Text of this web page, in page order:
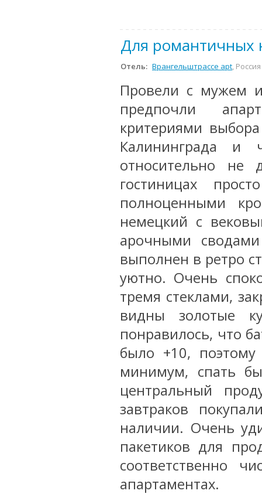
Для романтичных
Отель: Врангельштрассе apt,
Провели с мужем
предпочли
критериями
Калининграда
относительно
гостиницах
полноценными
немецкий с
арочными
выполнен в ретро
уютно. Очень
тремя стеклами,
видны золотые
понравилось, что
было +10,
минимум, спать
центральный
завтраков
наличии. Очень
пакетиков для
соответственно
апартаментах.